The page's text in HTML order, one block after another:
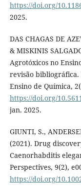
https://doi.org/
2025.
DAS CHAGAS DE
& MISKINIS
Agrotóxicos no
revisão bibliográfica.
Ensino de Química,
https://doi.org/
jan. 2025.
GIUNTI, S.,
(2021). Drug
Caenorhabditis
Perspectives, 9(2),
https://doi.org/